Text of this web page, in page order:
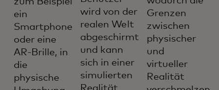
ein
Smartphone
oder eine
AR-Brille, in
die
physische
wird von der
realen Welt
abgeschirmt
und kann
sich in einer
simulierten
Realität
Grenzen
zwischen
physischer
und
virtueller
Realität